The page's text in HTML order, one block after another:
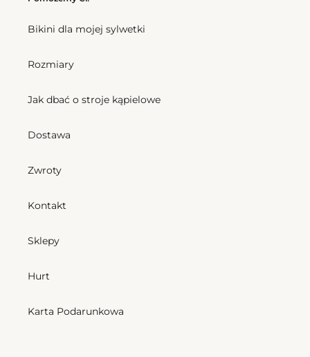
Bikini dla mojej sylwetki
Rozmiary
Jak dbać o stroje kąpielowe
Dostawa
Zwroty
Kontakt
Sklepy
Hurt
Karta Podarunkowa